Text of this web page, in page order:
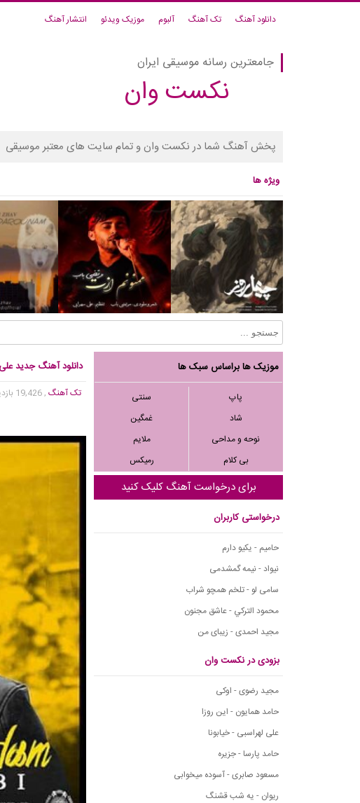
دانلود آهنگ تک آهنگ آلبوم موزیک ویدئو انتشار آهنگ
جامعترین رسانه موسیقی ایران
نکست وان
پخش آهنگ شما در نکست وان و تمام سایت های معتبر موسیقی
ویژه ها
موزیک ها براساس سبک ها
پاپ
سنتی
شاد
غمگین
نوحه و مداحی
ملایم
بی کلام
رمیکس
برای درخواست آهنگ کلیک کنید
درخواستی کاربران
حامیم - یکیو دارم
نیواد - نیمه گمشدمی
سامی لو - تلخم همچو شراب
محمود التركي - عاشق مجنون
مجید احمدی - زیبای من
بزودی در نکست وان
مجید رضوی - اوکی
حامد همایون - این روزا
علی لهراسبی - خیابونا
حامد پارسا - جزیره
مسعود صابری - آسوده میخوابی
ریوان - یه شب قشنگ
دانلود آهنگ جدید
تک آهنگ, 19,426 بازدید